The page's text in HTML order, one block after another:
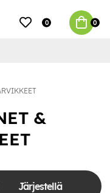
0 0
&
Järjestellä